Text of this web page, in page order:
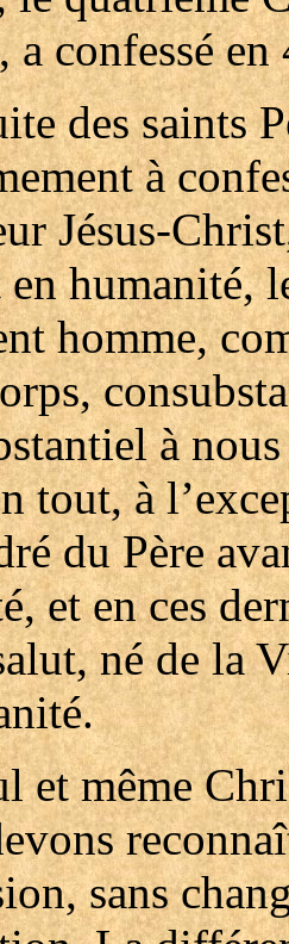
a confessé en
des saints
à
Jésus-
humanité,
homme,
à
tout, à
du Père
et en ces
né de la
et même
sans